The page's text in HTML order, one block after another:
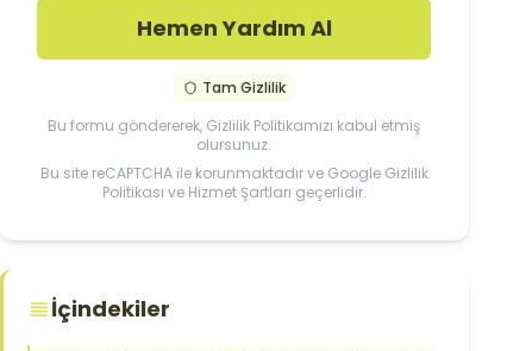
Hemen Yardım Al
Tam Gizlilik
Bu formu göndererek, Gizlilik Politikamızı kabul etmiş
olursunuz.
Bu site reCAPTCHA ile korunmaktadır ve Google Gizlilik
Politikası ve Hizmet Şartları geçerlidir.
İçindekiler